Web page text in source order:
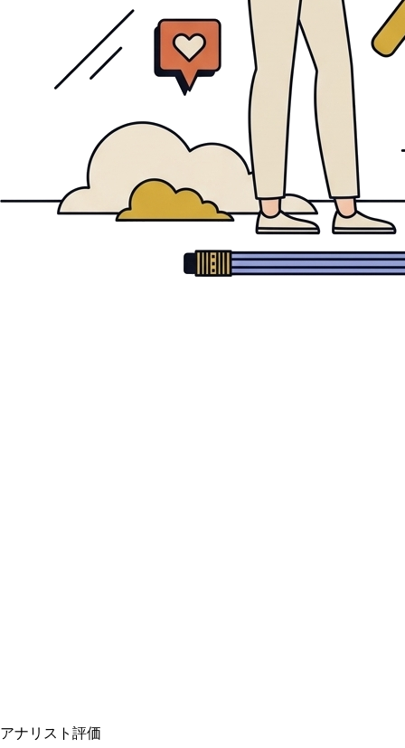
アナリスト評価